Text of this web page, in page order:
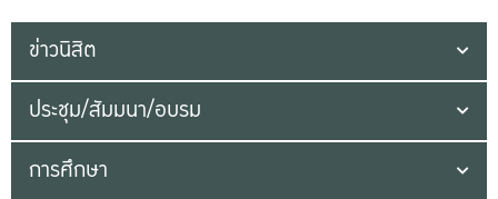
ข่าวนิสิต
ประชุม/สัมมนา/อบรม
การศึกษา